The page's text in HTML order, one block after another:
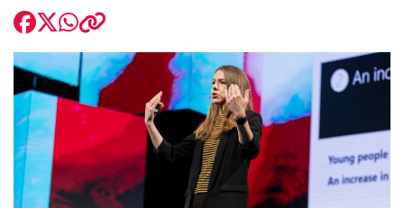
modo claro